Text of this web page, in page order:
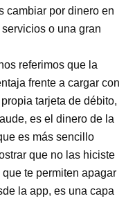
cambiar por dinero en
o una gran
referimos que la
frente a cargar con
tarjeta de débito,
es el dinero de la
es más sencillo
que no las hiciste
te permiten apagar
la app, es una capa